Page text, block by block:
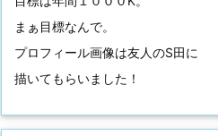
まぁ目標なんで。
プロフィール画像は友人のS田に
描いてもらいました！